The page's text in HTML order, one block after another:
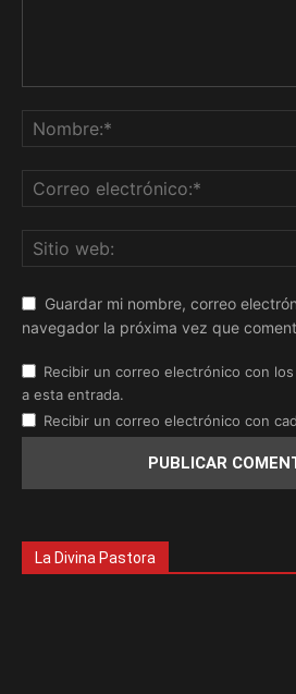
Guardar mi nombre, correo
navegador la próxima vez que
Recibir un correo electrónico con
a esta entrada.
Recibir un correo electrónico con
La Divina Pastora